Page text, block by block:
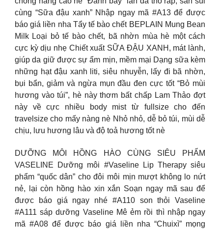
cùng “Sữa đậu xanh” Nhập ngay mã #A13 để được
báo giá liền nha Tẩy tế bào chết BEPLAIN Mung Bean
Milk Loại bỏ tế bào chết, bã nhờn mùa hè một cách
cực kỳ dịu nhẹ Chiết xuất SỮA ĐẬU XANH, mát lành,
giúp da giữ được sự ẩm mịn, mềm mại Dạng sữa kèm
những hạt đậu xanh liti, siêu nhuyễn, lấy đi bã nhờn,
bụi bẩn, giảm và ngừa mụn đầu đen cực tốt “Bỏ mùi
hương vào túi”, hè này thơm bất chấp Lam Thảo đợt
này về cực nhiều body mist từ fullsize cho đến
travelsize cho mấy nàng nè Nhỏ nhỏ, dễ bỏ túi, mùi dễ
chịu, lưu hương lâu và độ toả hương tốt nè
DƯỠNG MÔI HỒNG HÀO CÙNG SIÊU PHẨM
VASELINE Dưỡng môi #Vaseline Lip Therapy siêu
phẩm “quốc dân” cho đôi môi mịn mượt không lo nứt
nẻ, lại còn hồng hào xin xắn Soạn ngay mã sau để
được báo giá ngay nhé #A110 son thỏi Vaseline
#A111 sáp dưỡng Vaseline Mê ẻm rồi thì nhập ngay
mã #A08 để được báo giá liền nha “Chuixì” mọng